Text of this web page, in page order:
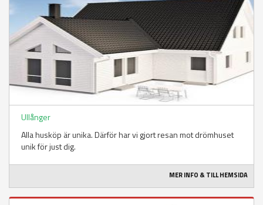
Ullånger
Alla husköp är unika. Därför har vi gjort resan mot drömhuset
unik för just dig.
MER INFO & TILL HEMSIDA